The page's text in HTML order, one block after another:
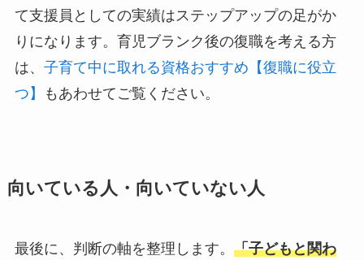
て支援員としての実績はステップアップの足がか
りになります。育児ブランク後の復職を考える方
は、 子育て中に取れる資格おすすめ【復職に役立
つ】
もあわせてご覧ください。
向いている人・向いていない人
最後に、判断の軸を整理します。 「子どもと関わ